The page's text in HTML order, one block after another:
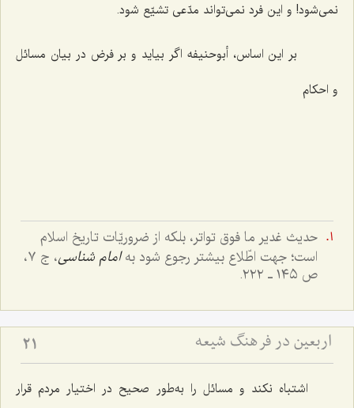
نمی‌شود! و این فرد نمی‌تواند مدّعی تشیّع شود.
بر این اساس، أبوحنیفه اگر بیاید و بر فرض در بیان مسائل
و احکام
حدیث غدیر ما فوق تواتر، بلکه از ضروریّات تاریخ اسلام
است؛ جهت اطّلاع بیشتر رجوع شود بهامام شناسی
، ج ٧،
ص ١٤٥ ـ ٢٢٢.
اربعین در فرهنگ شیعه 21
اشتباه نکند و مسائل را به‌طور صحیح در اختیار مردم قرار